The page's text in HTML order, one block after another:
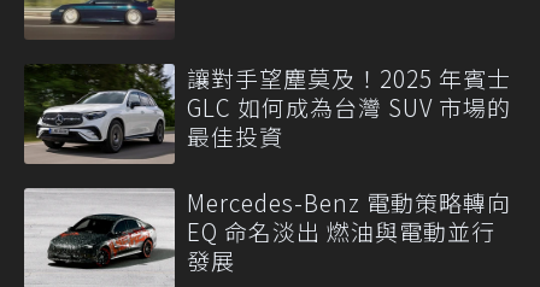
讓對手望塵莫及！2025 年賓士
GLC 如何成為台灣 SUV 市場的
最佳投資
Mercedes-Benz 電動策略轉向
EQ 命名淡出 燃油與電動並行
發展